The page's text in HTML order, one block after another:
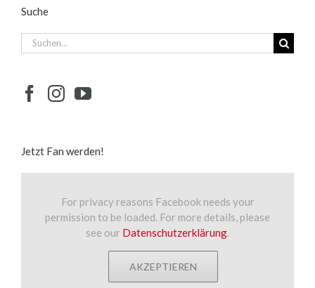
Suche
Suche
nach:
Jetzt Fan werden!
For privacy reasons Facebook needs your
permission to be loaded. For more details, please
see our Datenschutzerklärung.
AKZEPTIEREN